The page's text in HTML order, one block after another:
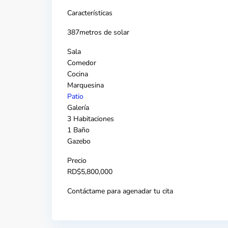
Características
387metros de solar
Sala
Comedor
Cocina
Marquesina
Patio
Galería
3 Habitaciones
1 Baño
Gazebo
Precio
RD$5,800,000
Contáctame para agenadar tu cita